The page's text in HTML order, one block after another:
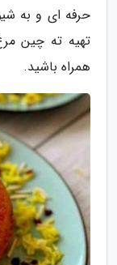
حرفه ای و به
تهیه ته چین
همراه باشید.